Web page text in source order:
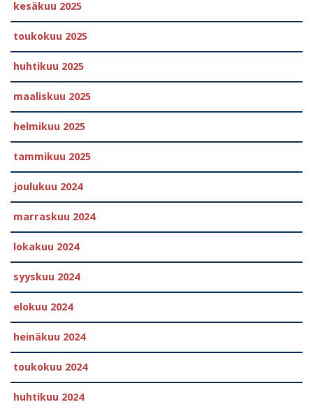
kesäkuu 2025
toukokuu 2025
huhtikuu 2025
maaliskuu 2025
helmikuu 2025
tammikuu 2025
joulukuu 2024
marraskuu 2024
lokakuu 2024
syyskuu 2024
elokuu 2024
heinäkuu 2024
toukokuu 2024
huhtikuu 2024